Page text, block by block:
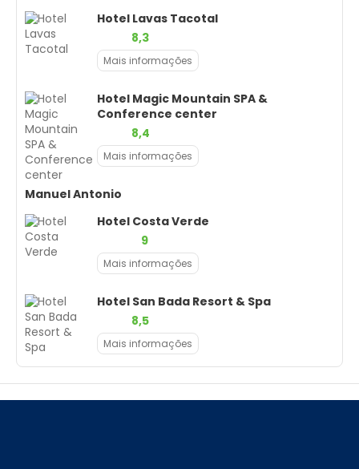
Hotel Lavas Tacotal
8,3
Mais informações
Hotel Magic Mountain SPA &
Conference center
8,4
Mais informações
Manuel Antonio
Hotel Costa Verde
9
Mais informações
Hotel San Bada Resort & Spa
8,5
Mais informações